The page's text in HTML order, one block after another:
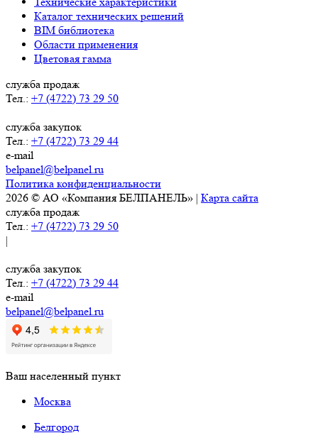
Каталог технических решений
BIM библиотека
Области применения
Цветовая гамма
служба продаж
Тел.: +7 (4722) 73 29 50
служба закупок
Тел.: +7 (4722) 73 29 44
e-mail
belpanel@belpanel.ru
Политика конфиденциальности
2026 © АО «Компания БЕЛПАНЕЛЬ» | Карта сайта
служба продаж
Тел.: +7 (4722) 73 29 50
|
служба закупок
Тел.: +7 (4722) 73 29 44
e-mail
belpanel@belpanel.ru
Ваш населенный пункт
Москва
Белгород